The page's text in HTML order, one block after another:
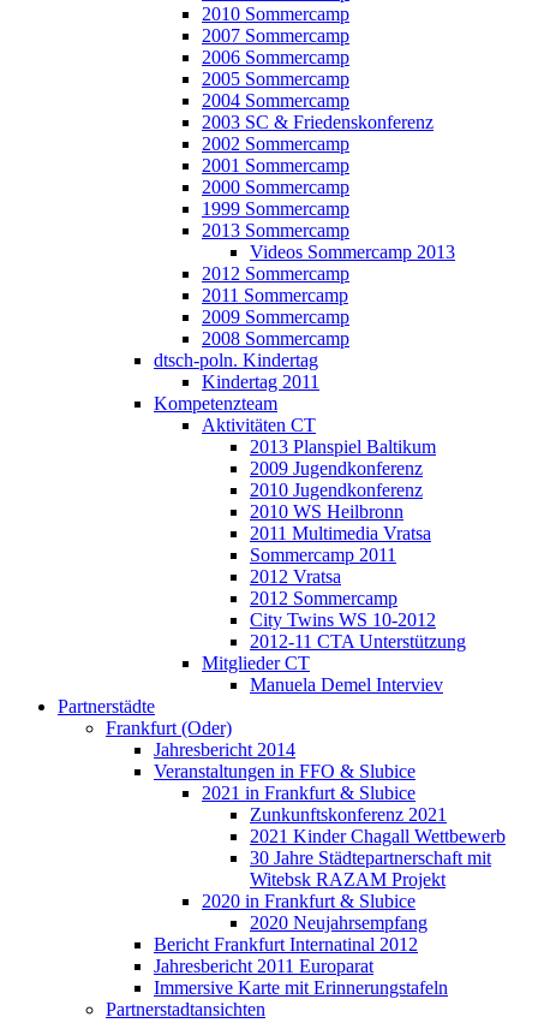
2010 Sommercamp
2007 Sommercamp
2006 Sommercamp
2005 Sommercamp
2004 Sommercamp
2003 SC & Friedenskonferenz
2002 Sommercamp
2001 Sommercamp
2000 Sommercamp
1999 Sommercamp
2013 Sommercamp
Videos Sommercamp 2013
2012 Sommercamp
2011 Sommercamp
2009 Sommercamp
2008 Sommercamp
dtsch-poln. Kindertag
Kindertag 2011
Kompetenzteam
Aktivitäten CT
2013 Planspiel Baltikum
2009 Jugendkonferenz
2010 Jugendkonferenz
2010 WS Heilbronn
2011 Multimedia Vratsa
Sommercamp 2011
2012 Vratsa
2012 Sommercamp
City Twins WS 10-2012
2012-11 CTA Unterstützung
Mitglieder CT
Manuela Demel Interviev
Partnerstädte
Frankfurt (Oder)
Jahresbericht 2014
Veranstaltungen in FFO & Slubice
2021 in Frankfurt & Slubice
Zunkunftskonferenz 2021
2021 Kinder Chagall Wettbewerb
30 Jahre Städtepartnerschaft mit
Witebsk RAZAM Projekt
2020 in Frankfurt & Slubice
2020 Neujahrsempfang
Bericht Frankfurt Internatinal 2012
Jahresbericht 2011 Europarat
Immersive Karte mit Erinnerungstafeln
Partnerstadtansichten